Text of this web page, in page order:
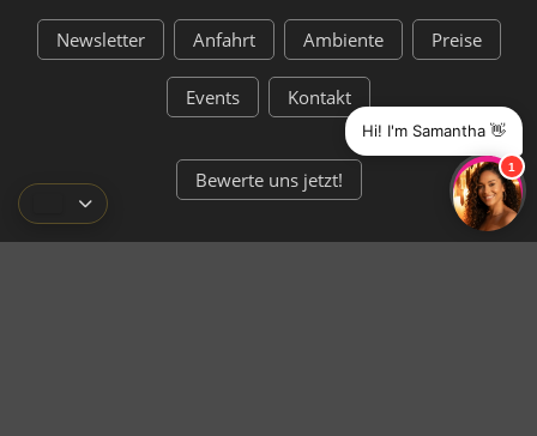
Newsletter Anfahrt Ambiente Preise
Events Kontakt
Bewerte uns jetzt!
Hi! I'm Samantha 👋
1